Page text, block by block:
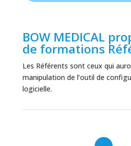
BOW MEDICAL
de formations
Les Référents sont ceux qui
manipulation de l’outil de
logicielle.